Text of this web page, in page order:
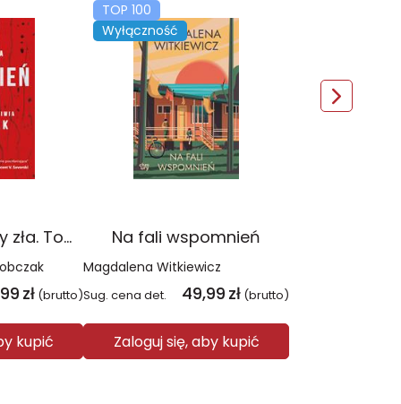
Czerwień. Kolory zła. Tom 1 wyd. 2025
zł (brutto)
kupić
TOP 100
Wyłączność
Na fali wspomnień
Magdalena Witkiewicz
Sug. cena det. 49,99 zł (brutto)
Zaloguj się, aby kupić